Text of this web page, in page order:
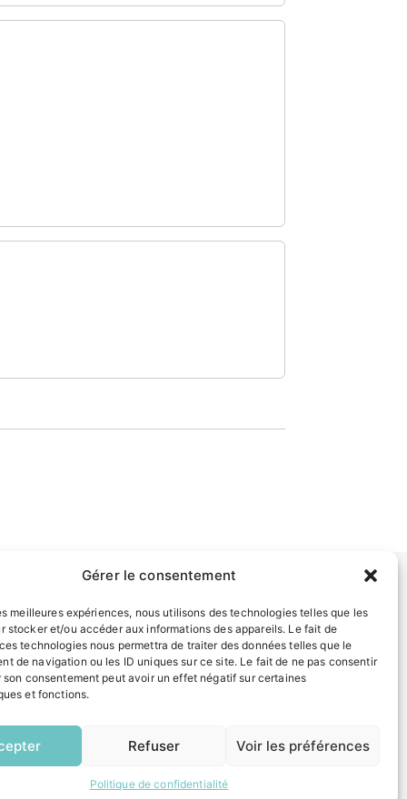
Gérer le consentement
meilleures expériences, nous utilisons des technologies telles que les
stocker et/ou accéder aux informations des appareils. Le fait de
technologies nous permettra de traiter des données telles que le
de navigation ou les ID uniques sur ce site. Le fait de ne pas consentir
son consentement peut avoir un effet négatif sur certaines
et fonctions.
Refuser Voir les préférences
Politique de confidentialité
INFORMATIONS LÉGALES
Mentions légales
Politique de confidentialité
Plan du site
ESPACE MUNICIPALITÉ